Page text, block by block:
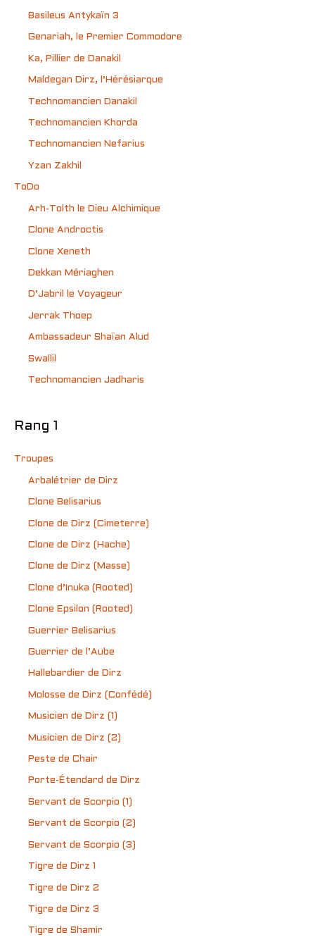
Basileus Antykaïn 3
Genariah, le Premier Commodore
Ka, Pillier de Danakil
Maldegan Dirz, l’Hérésiarque
Technomancien Danakil
Technomancien Khorda
Technomancien Nefarius
Yzan Zakhil
ToDo
Arh-Tolth le Dieu Alchimique
Clone Androctis
Clone Xeneth
Dekkan Mériaghen
D’Jabril le Voyageur
Jerrak Thoep
Ambassadeur Shaïan Alud
Swallil
Technomancien Jadharis
Rang 1
Troupes
Arbalétrier de Dirz
Clone Belisarius
Clone de Dirz (Cimeterre)
Clone de Dirz (Hache)
Clone de Dirz (Masse)
Clone d’Inuka (Rooted)
Clone Epsilon (Rooted)
Guerrier Belisarius
Guerrier de l’Aube
Hallebardier de Dirz
Molosse de Dirz (Confédé)
Musicien de Dirz (1)
Musicien de Dirz (2)
Peste de Chair
Porte-Étendard de Dirz
Servant de Scorpio (1)
Servant de Scorpio (2)
Servant de Scorpio (3)
Tigre de Dirz 1
Tigre de Dirz 2
Tigre de Dirz 3
Tigre de Shamir